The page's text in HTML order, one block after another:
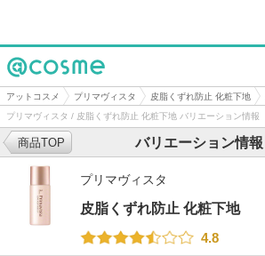
@cosme
アットコスメ プリマヴィスタ 皮脂くずれ防止 化粧下地
プリマヴィスタ / 皮脂くずれ防止 化粧下地 バリエーション情報
バリエーション情報
商品TOP
プリマヴィスタ
皮脂くずれ防止 化粧下地
4.8